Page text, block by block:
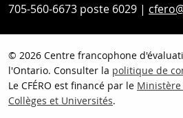
705-560-6673 poste 6029 |
© 2026 Centre francophone
l'Ontario. Consulter la politique de
Le CFÉRO est financé par le Ministère
Collèges et Universités.